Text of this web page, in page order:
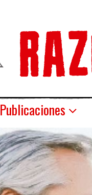
Publicaciones